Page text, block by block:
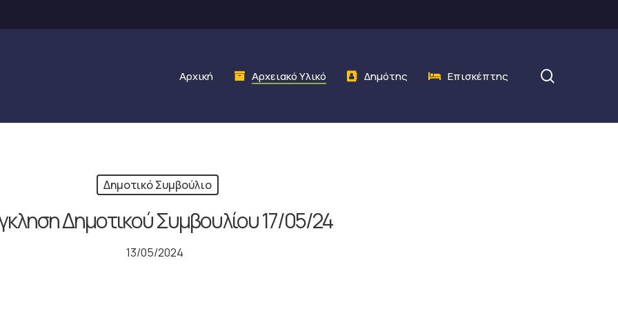
Αρχική Αρχειακό Υλικό Δημότης Επισκέπτης
Δημοτικό Συμβούλιο
Δημοτικού Συμβουλίου 17/05/24
13/05/2024